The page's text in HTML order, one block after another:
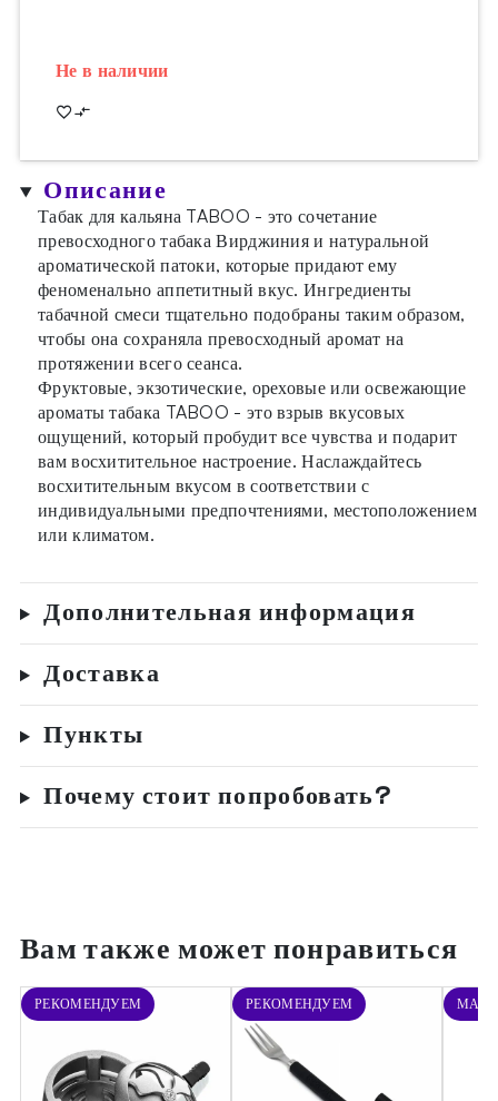
Не в наличии
Описание
Табак для кальяна TABOO - это сочетание
превосходного табака Вирджиния и натуральной
ароматической патоки, которые придают ему
феноменально аппетитный вкус. Ингредиенты
табачной смеси тщательно подобраны таким образом,
чтобы она сохраняла превосходный аромат на
протяжении всего сеанса.
Фруктовые, экзотические, ореховые или освежающие
ароматы табака TABOO - это взрыв вкусовых
ощущений, который пробудит все чувства и подарит
вам восхитительное настроение. Наслаждайтесь
восхитительным вкусом в соответствии с
индивидуальными предпочтениями, местоположением
или климатом.
Дополнительная информация
Доставка
Пункты
Почему стоит попробовать?
Вам также может понравиться
РЕКОМЕНДУЕМ РЕКОМЕНДУЕМ